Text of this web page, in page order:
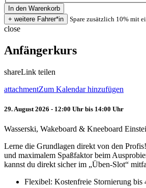
Spare zusätzlich 10% mit
close
Anfängerkurs
shareLink teilen
attachmentZum Kalendar hinzufügen
29. August 2026 - 12:00 Uhr bis 14:00 Uhr
Wasserski, Wakeboard & Kneeboard
Lerne die Grundlagen direkt von den
und maximalem Spaßfaktor beim
kannst du direkt sicher im „Üben-Slot“
Flexibel: Kostenfreie Stornierung bis